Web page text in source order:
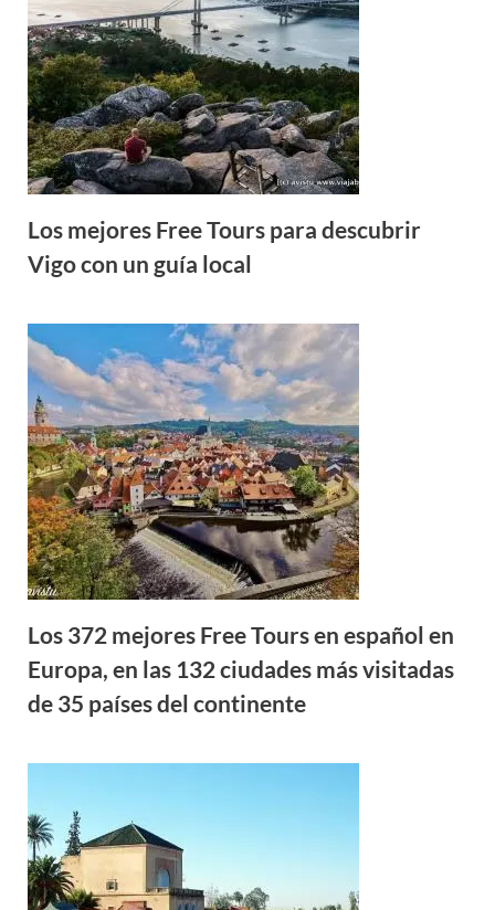
Los mejores Free Tours para descubrir
Vigo con un guía local
Los 372 mejores Free Tours en español en
Europa, en las 132 ciudades más visitadas
de 35 países del continente